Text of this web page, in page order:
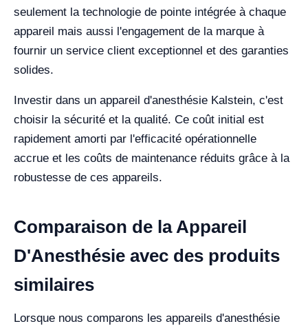
seulement la technologie de pointe intégrée à chaque
appareil mais aussi l'engagement de la marque à
fournir un service client exceptionnel et des garanties
solides.
Investir dans un appareil d'anesthésie Kalstein, c'est
choisir la sécurité et la qualité. Ce coût initial est
rapidement amorti par l'efficacité opérationnelle
accrue et les coûts de maintenance réduits grâce à la
robustesse de ces appareils.
Comparaison de la Appareil
D'Anesthésie avec des produits
similaires
Lorsque nous comparons les appareils d'anesthésie